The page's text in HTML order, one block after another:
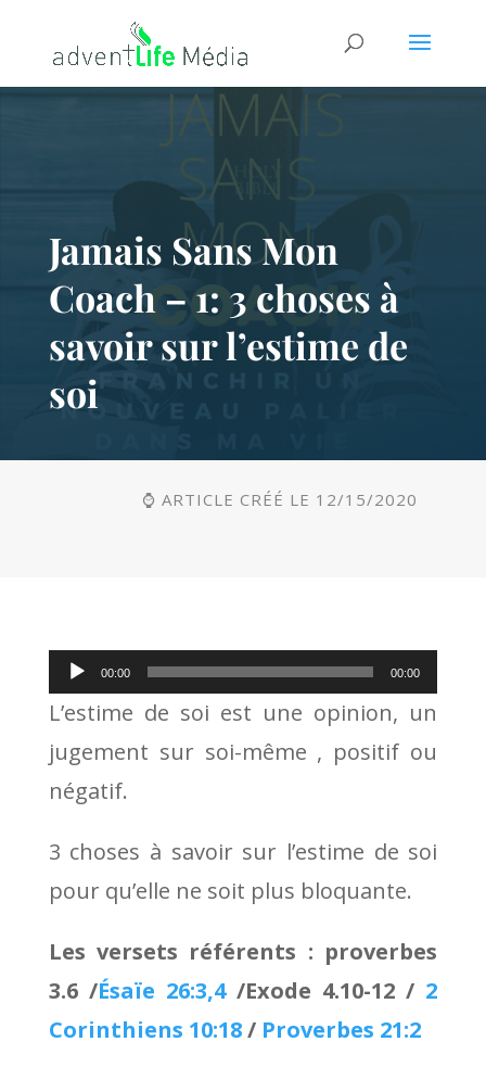
Jamais Sans Mon
Coach – 1: 3 choses à
savoir sur l’estime de
soi
⌚ ARTICLE CRÉÉ LE 12/15/2020
Lecteur
audio
00:00 00:00
L’estime de soi est une opinion, un
jugement sur soi-même , positif ou
négatif.
3 choses à savoir sur l’estime de soi
pour qu’elle ne soit plus bloquante.
Les versets référents : proverbes
3.6 /Ésaïe 26:3,4/Exode 4.10-12 / 2
Corinthiens 10:18/ Proverbes 21:2